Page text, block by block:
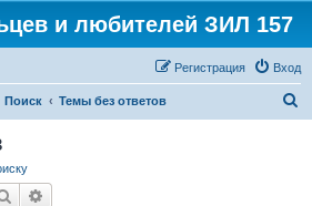
и любителей ЗИЛ 157
Вход
Регистрация
Поиск Темы без ответов
Поиск